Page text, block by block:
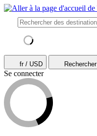
fr / USD Rechercher
Se connecter